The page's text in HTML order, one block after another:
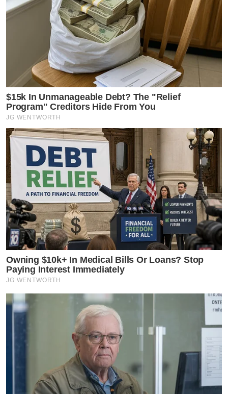
$15k In Unmanageable Debt? The "Relief
Program" Creditors Hide From You
JG WENTWORTH
Owning $10k+ In Medical Bills Or Loans? Stop
Paying Interest Immediately
JG WENTWORTH